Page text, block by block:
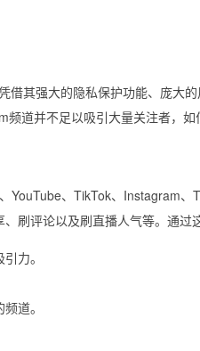
借其强大的隐私保护功能、庞大
频道并不足以吸引大量关注者，如
YouTube、TikTok、Instagram
刷评论以及刷直播人气等。通过
力。
道。